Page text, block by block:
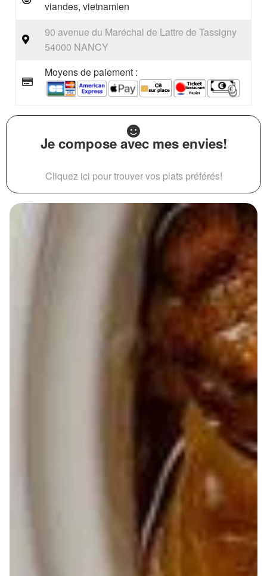
viandes, vietnamien
90 avenue du Maréchal de Lattre de Tassigny
54000 NANCY
Moyens de paiement :
Je compose avec mes envies!
Cliquez ici pour trouver vos plats préférés!